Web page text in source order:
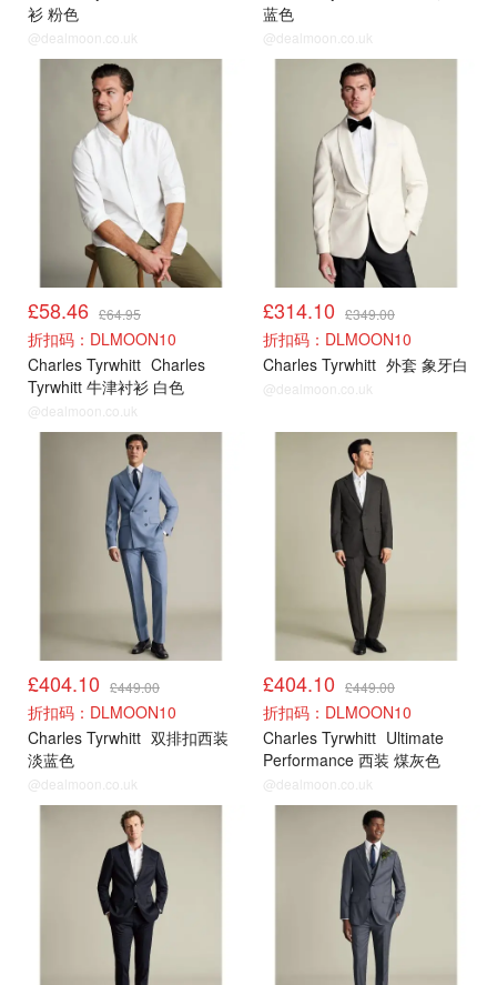
衫 粉色
@dealmoon.co.uk
蓝色
@dealmoon.co.uk
£58.46 £64.95
折扣码：DLMOON10
Charles Tyrwhitt Charles
Tyrwhitt 牛津衬衫 白色
@dealmoon.co.uk
£314.10 £349.00
折扣码：DLMOON10
Charles Tyrwhitt 外套 象牙白
@dealmoon.co.uk
£404.10 £449.00
折扣码：DLMOON10
Charles Tyrwhitt 双排扣西装
淡蓝色
@dealmoon.co.uk
£404.10 £449.00
折扣码：DLMOON10
Charles Tyrwhitt Ultimate
Performance 西装 煤灰色
@dealmoon.co.uk